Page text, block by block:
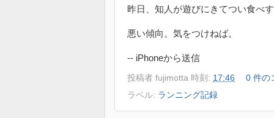
昨日、知人が遊びにきてつい食べ
悪い傾向。気をつけねば。
-- iPhoneから送信
投稿者 fujimotta 時刻: 17:46
0 件の
ラベル: ランニング記録